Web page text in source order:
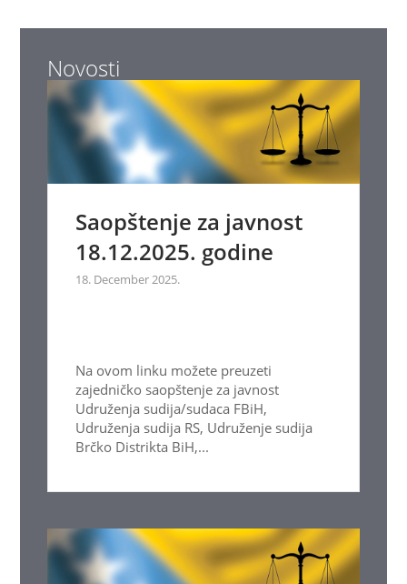
Novosti
Saopštenje za javnost
18.12.2025. godine
18. December 2025.
Na ovom linku možete preuzeti
zajedničko saopštenje za javnost
Udruženja sudija/sudaca FBiH,
Udruženja sudija RS, Udruženje sudija
Brčko Distrikta BiH,...